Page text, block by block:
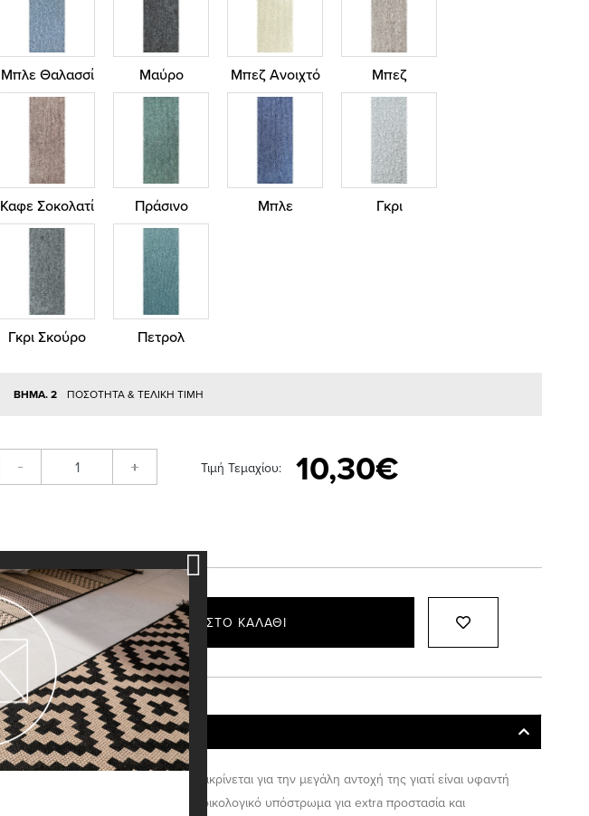
Μπλε Θαλασσί Μαύρο Μπεζ Ανοιχτό Μπεζ
Καφε Σοκολατί Πράσινο Μπλε Γκρι
Γκρι Σκούρο Πετρολ
ΒΗΜΑ. 2 ΠΟΣΟΤΗΤΑ & ΤΕΛΙΚΗ ΤΙΜΗ
- + Τιμή Τεμαχίου: 10,30€
ΠΡΟΣΘΉΚΗ ΣΤΟ ΚΑΛΆΘΙ
Περιγραφή
Η επαγγελματική μοκέτα Astra διακρίνεται για την μεγάλη αντοχή της γιατί είναι υφαντή
μοκέτα ενώ παράλληλα διαθέτει οικολογικό υπόστρωμα για extra προστασία και